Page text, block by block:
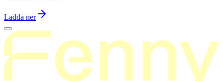
Ladda ner